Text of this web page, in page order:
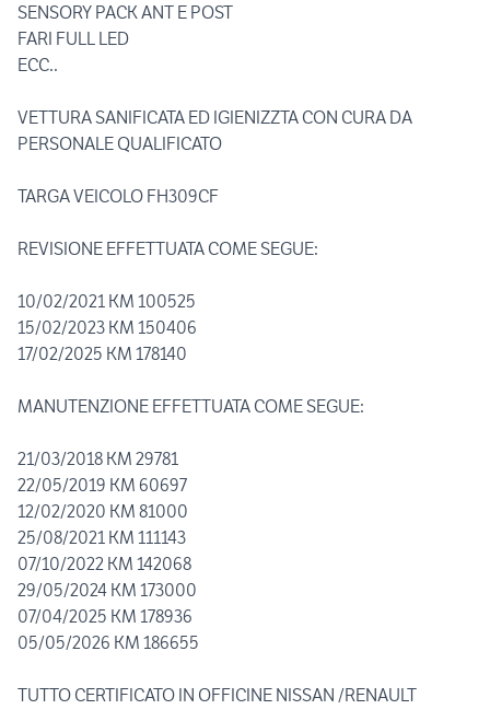
SENSORY PACK ANT E POST
FARI FULL LED
ECC..
VETTURA SANIFICATA ED IGIENIZZTA CON CURA DA
PERSONALE QUALIFICATO
TARGA VEICOLO FH309CF
REVISIONE EFFETTUATA COME SEGUE:
10/02/2021 KM 100525
15/02/2023 KM 150406
17/02/2025 KM 178140
MANUTENZIONE EFFETTUATA COME SEGUE:
21/03/2018 KM 29781
22/05/2019 KM 60697
12/02/2020 KM 81000
25/08/2021 KM 111143
07/10/2022 KM 142068
29/05/2024 KM 173000
07/04/2025 KM 178936
05/05/2026 KM 186655
TUTTO CERTIFICATO IN OFFICINE NISSAN /RENAULT